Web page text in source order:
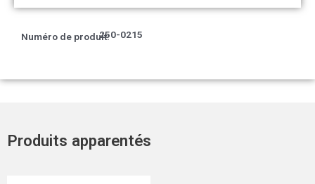
clignotant
Numéro de produit:250-0215
Produits apparentés